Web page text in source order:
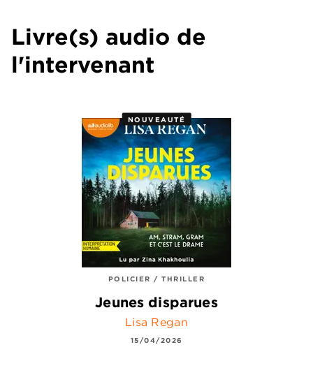
Livre(s) audio de
l'intervenant
NOUVEAUTÉ
POLICIER / THRILLER
Jeunes disparues
Lisa Regan
15/04/2026